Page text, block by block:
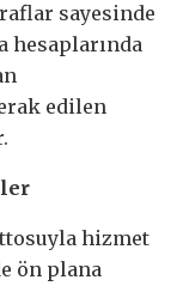
sayesinde
hesaplarında
edilen
hizmet
ön plana